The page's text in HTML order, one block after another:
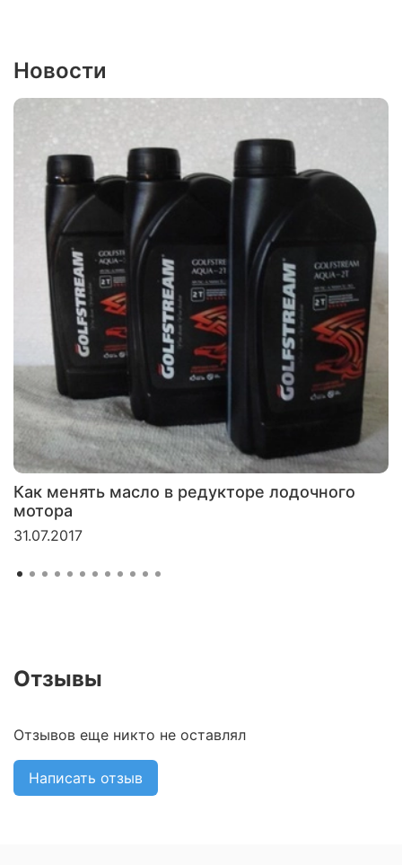
Новости
Как менять масло в редукторе лодочного
мотора
31.07.2017
Отзывы
Отзывов еще никто не оставлял
Написать отзыв